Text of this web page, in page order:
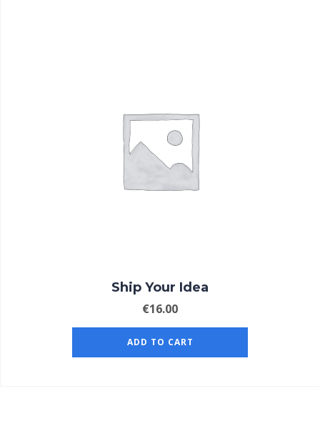
Ship Your Idea
€16.00
ADD TO CART